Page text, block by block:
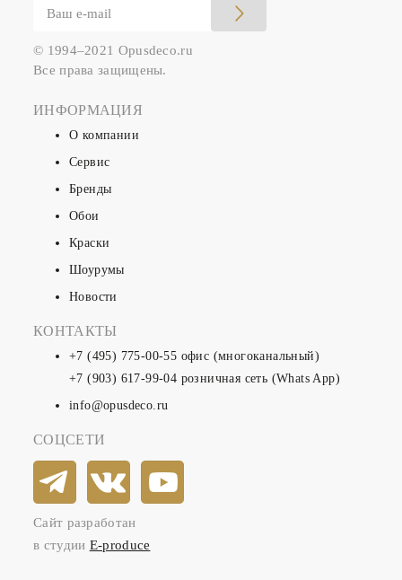
© 1994–2021 Opusdeco.ru
Все права защищены.
ИНФОРМАЦИЯ
О компании
Сервис
Бренды
Обои
Краски
Шоурумы
Новости
КОНТАКТЫ
+7 (495) 775-00-55 офис (многоканальный)
+7 (903) 617-99-04 розничная сеть (Whats App)
info@opusdeco.ru
СОЦСЕТИ
Сайт разработан
в студии E-produce